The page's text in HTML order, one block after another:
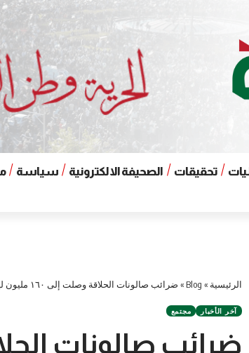
تحقيقات الصحيفة الالكترونية سياسة
الرئيسية »
Blog
» ضرائب صالونات الحلاقة وصلت إلى ١٦٠ مليون ليرة سورية… رئيس جمعية المزينين بدمشق: نعاني من رفع أجور الصالونات
آخر الأخبار مجتمع